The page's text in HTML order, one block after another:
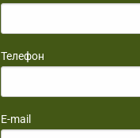
Телефон
E-mail